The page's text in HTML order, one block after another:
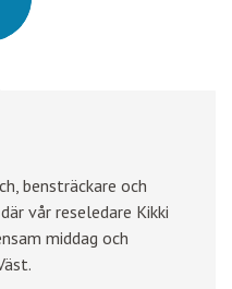
Ring oss
bensträckare och
vår reseledare Kikki
middag och